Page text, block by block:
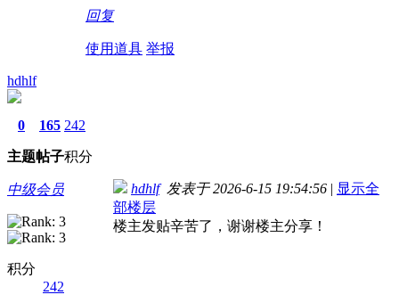
回复
使用道具 举报
hdhlf
0
主题
165
帖子
242
积分
中级会员
积分
242
hdhlf发表于 2026-6-15 19:54:56 | 显示全
部楼层
楼主发贴辛苦了，谢谢楼主分享！